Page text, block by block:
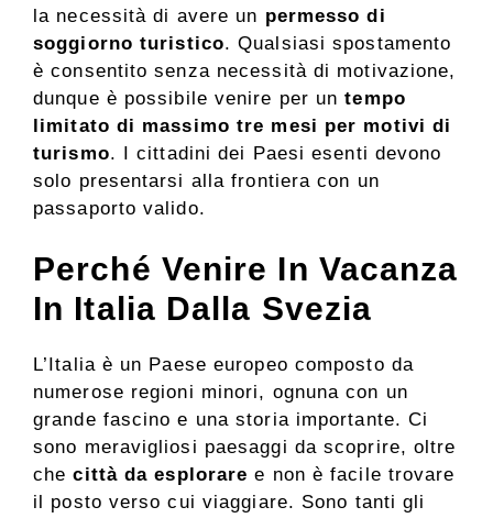
la necessità di avere un permesso di
soggiorno turistico. Qualsiasi spostamento
è consentito senza necessità di motivazione,
dunque è possibile venire per untempo
limitato di massimo tre mesi per motivi di
turismo. I cittadini dei Paesi esenti devono
solo presentarsi alla frontiera con un
passaporto valido.
Perché Venire In Vacanza
In Italia Dalla Svezia
L’Italia è un Paese europeo composto da
numerose regioni minori, ognuna con un
grande fascino e una storia importante. Ci
sono meravigliosi paesaggi da scoprire, oltre
checittà da esplorare e non è facile trovare
il posto verso cui viaggiare. Sono tanti gli